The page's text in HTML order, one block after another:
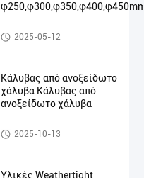
Θαλάσσια παράθυρα
2025-05-12
Κάλυβας από ανοξείδωτο
χάλυβα Κάλυβας από
ανοξείδωτο χάλυβα
Θαλάσσια κάλυψη πορτών
2025-10-13
Υλικές Weathertight